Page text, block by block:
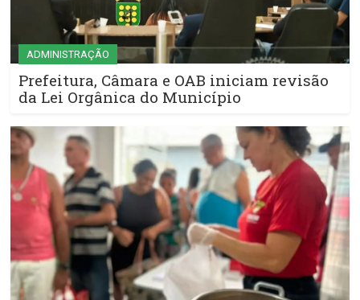
ADMINISTRAÇÃO
Prefeitura, Câmara e OAB iniciam revisão
da Lei Orgânica do Município